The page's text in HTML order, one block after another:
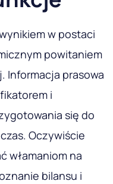
w postaci
powitaniem
Informacja prasowa
i
się do
Oczywiście
włamaniom na
bilansu i